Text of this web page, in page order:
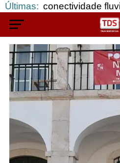
Últimas:
conectividade fluvial do